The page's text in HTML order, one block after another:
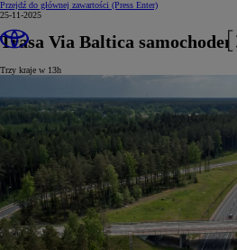
Przejdź do głównej zawartości (Press Enter)
25-11-2025
Trasa Via Baltica
Trzy kraje w 13h